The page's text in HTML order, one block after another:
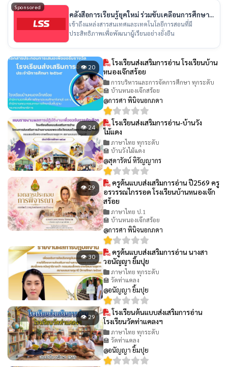
Sponsored
คลังสื่อการเรียนรู้ยุคใหม่ ร่วมขับเคลื่อนการศึกษา
ไทย
เข้าถึงแหล่งสารสนเทศและเทคโนโลยีการสอนที่มี
ประสิทธิภาพเพื่อพัฒนาผู้เรียนอย่างยั่งยืน
👁 20
โรงเรียนส่งเสริมการอ่าน โรงเรียนบ้าน
หนองเจ๊กสร้อย
การบริหารและการจัดการศึกษา ทุกระดับ
🏫 บ้านหนองเจ๊กสร้อย
@การศา พินิจนอกภดา
👁 24
โรงเรียนส่งเสริมการอ่าน-บ้านวัง
ไม้แดง
ภาษาไทย ทุกระดับ
🏫 บ้านวังไม้แดง
@สุดารัตน์ หิรัญญากร
👁 29
ครูต้นแบบส่งเสริมการอ่าน ปี2569 ครู
อรวรรณไกรรอด โรงเรียนบ้านหนองเจ๊ก
สร้อย
ภาษาไทย ป.1
🏫 บ้านหนองเจ๊กสร้อย
@การศา พินิจนอกภดา
👁 30
ครูต้นแบบส่งเสริมการอ่าน นางสา
วอนัญญา ยิ้มปุย
ภาษาไทย ทุกระดับ
🏫 วัดท่าแคลง
@อนัญญา ยิ้มปุย
👁 29
โรงเรียนต้นแบบส่งเสริมการอ่าน
โรงเรียนวัดท่าแคลงฯ
ภาษาไทย ทุกระดับ
🏫 วัดท่าแคลง
@อนัญญา ยิ้มปุย